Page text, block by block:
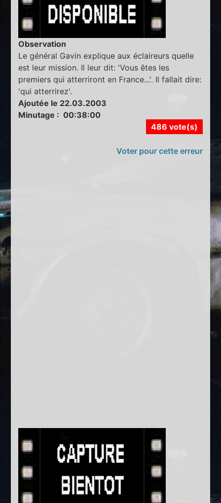
Observation
Le général Gavin explique aux éclaireurs quelle
est leur mission. Il leur dit: 'Vous êtes les
premiers qui atterriront en France...'. Il fallait dire:
'qui atterrirez'.
Ajoutée le 22.03.2003
Minutage : 00:38:00
486 vote(s)
Voter pour cette erreur